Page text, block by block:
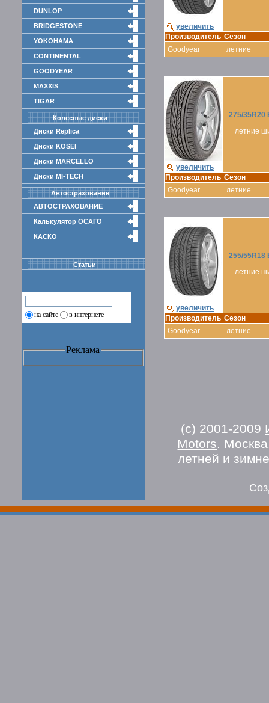
DUNLOP
BRIDGESTONE
YOKOHAMA
CONTINENTAL
GOODYEAR
MAXXIS
TIGAR
Колесные диски
Диски Replica
Диски KOSEI
Диски MARCELLO
Диски MI-TECH
Автострахование
АВТОСТРАХОВАНИЕ
Калькулятор ОСАГО
КАСКО
Статьи
на сайте в интернете
Реклама
увеличить
Производитель Сезон
Goodyear
летние
увеличить
275/35R20
летние
Производитель Сезон
Goodyear
летние
увеличить
255/55R18
летние
Производитель Сезон
Goodyear
летние
(c) 2001-2009
Motors.
летней и